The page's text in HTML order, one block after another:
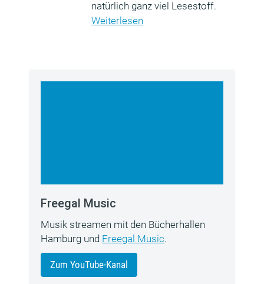
natürlich ganz viel Lesestoff.
Weiterlesen
Freegal Music
Musik streamen mit den Bücherhallen
Hamburg und Freegal Music.
Zum YouTube-Kanal